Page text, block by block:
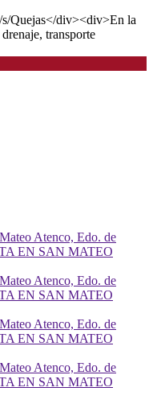
Quejas</div><div>En la
transporte